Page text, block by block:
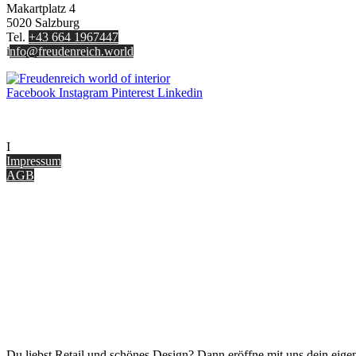
Makartplatz 4
5020 Salzburg
Tel. +43 664 1967447
info@freudenreich.world
Facebook Instagram Pinterest Linkedin
I
Impressum
AGB